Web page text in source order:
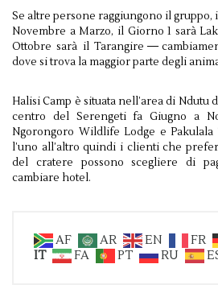
Se altre persone raggiungono il
Novembre a Marzo, il Giorno 1 sarà
Ottobre sarà il Tarangire —
dove si trova la maggior parte degli
Halisi Camp è situata nell’area di Ndutu
centro del Serengeti fa Giugno a
Ngorongoro Wildlife Lodge e
l’uno all’altro quindi i clienti che
del cratere possono scegliere di
cambiare hotel.
AF AR EN FR
IT
FA PT RU